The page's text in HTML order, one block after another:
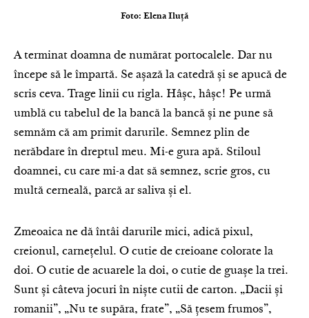
Foto: Elena Iluță
A terminat doamna de numărat portocalele. Dar nu
începe să le împartă. Se așază la catedră și se apucă de
scris ceva. Trage linii cu rigla. Hâșc, hâșc! Pe urmă
umblă cu tabelul de la bancă la bancă și ne pune să
semnăm că am primit darurile. Semnez plin de
nerăbdare în dreptul meu. Mi-e gura apă. Stiloul
doamnei, cu care mi-a dat să semnez, scrie gros, cu
multă cerneală, parcă ar saliva și el.
Zmeoaica ne dă întâi darurile mici, adică pixul,
creionul, carnețelul. O cutie de creioane colorate la
doi. O cutie de acuarele la doi, o cutie de guașe la trei.
Sunt și câteva jocuri în niște cutii de carton. „Dacii și
romanii”, „Nu te supăra, frate”, „Să țesem frumos”,